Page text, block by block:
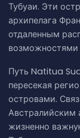
Тубуаи. Эти
архипелага
отдаленным
возможностями
Путь Natitua
пересекая
островами.
Австралийским
жизненно